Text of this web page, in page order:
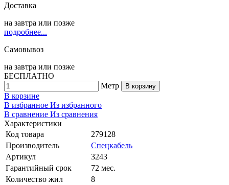
Доставка
на завтра или позже
подробнее...
Самовывоз
на завтра или позже
БЕСПЛАТНО
Метр
В корзину
В корзине
В избранное Из избранного
В сравнение Из сравнения
Характеристики
Код товара
279128
Производитель
Спецкабель
Артикул
3243
Гарантийный срок
72 мес.
Количество жил
8